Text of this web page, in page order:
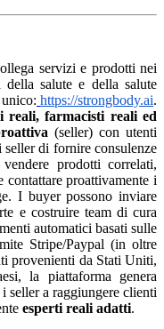
servizi e prodotti nei
salute e della salute
https://strongbody.ai.
reali, farmacisti reali ed
(seller) con utenti
di fornire consulenze
prodotti correlati,
proattivamente i
I buyer possono inviare
e costruire team di cura
automatici basati sulle
Stripe/Paypal (in oltre
provenienti da Stati Uniti,
la piattaforma genera
seller a raggiungere clienti
esperti reali adatti.